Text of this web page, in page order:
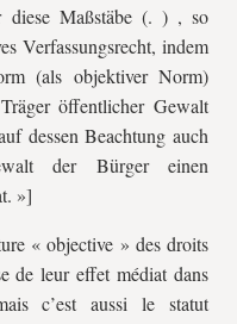
diese Maßstäbe (. ) , so
Verfassungsrecht, indem
(als objektiver Norm)
öffentlicher Gewalt
dessen Beachtung auch
der Bürger einen
»]
« objective » des droits
de leur effet médiat dans
c’est aussi le statut